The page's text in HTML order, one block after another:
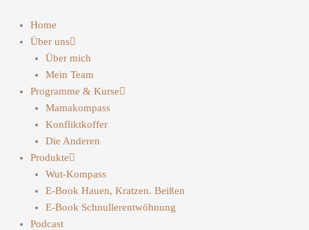
Home
Über uns
Über mich
Mein Team
Programme & Kurse
Mamakompass
Konfliktkoffer
Die Anderen
Produkte
Wut-Kompass
E-Book Hauen, Kratzen. Beißen
E-Book Schnullerentwöhnung
Podcast